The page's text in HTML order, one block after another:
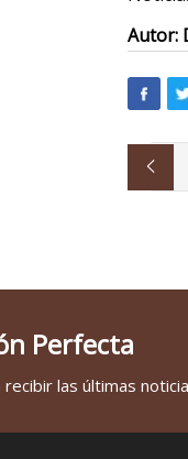
Autor:
Perfecta
las últimas